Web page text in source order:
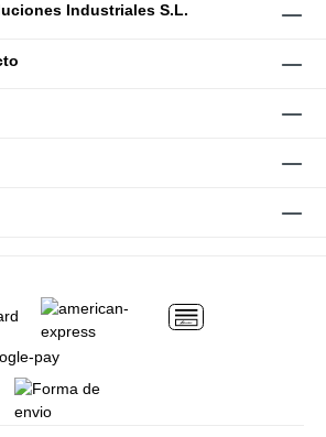
Industriales S.L.